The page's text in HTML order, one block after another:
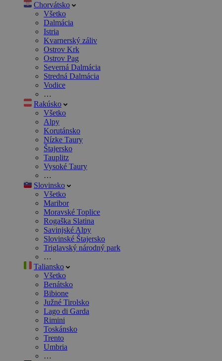
Chorvátsko
Všetko
Dalmácia
Istria
Kvarnerský záliv
Ostrov Krk
Ostrov Pag
Severná Dalmácia
Stredná Dalmácia
Vodice
…
Rakúsko
Všetko
Alpy
Korutánsko
Nízke Taury
Štajersko
Tauplitz
Vysoké Taury
…
Slovinsko
Všetko
Maribor
Moravské Toplice
Rogaška Slatina
Savinjské Alpy
Slovinské Štajersko
Triglavský národný park
…
Taliansko
Všetko
Benátsko
Bibione
Južné Tirolsko
Lago di Garda
Rimini
Toskánsko
Trento
Umbria
…